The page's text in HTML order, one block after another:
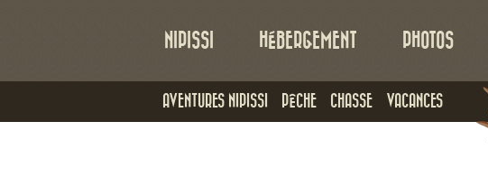
NIPISSI
AVENTURES NIPISSI PÊCHE CHASSE VACANCES
HÉBERGEMENT PHOTOS